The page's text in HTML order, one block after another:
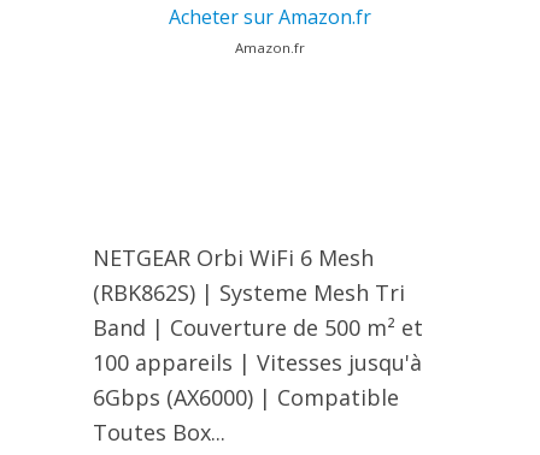
Acheter sur Amazon.fr
Amazon.fr
NETGEAR Orbi WiFi 6 Mesh
(RBK862S) | Systeme Mesh Tri
Band | Couverture de 500 m² et
100 appareils | Vitesses jusqu'à
6Gbps (AX6000) | Compatible
Toutes Box...